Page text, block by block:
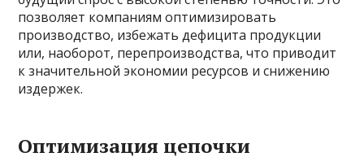
позволяет компаниям оптимизировать
производство, избежать дефицита продукции
или, наоборот, перепроизводства, что приводит
к значительной экономии ресурсов и снижению
издержек.
Оптимизация цепочки